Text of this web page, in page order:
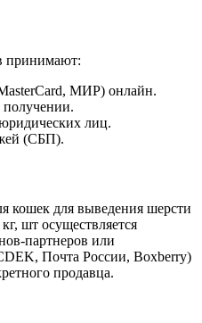
принимают:
МИР) онлайн.
лиц.
(СБП).
кошек для выведения шерсти
шт осуществляется
партнеров или
Почта России, Boxberry)
продавца.